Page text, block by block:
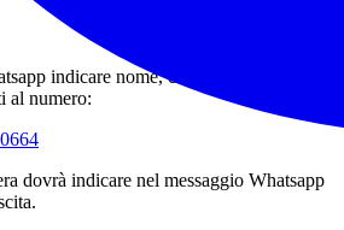
indicare nome, cognome, n° tessera
al numero:
dovrà indicare nel messaggio Whatsapp